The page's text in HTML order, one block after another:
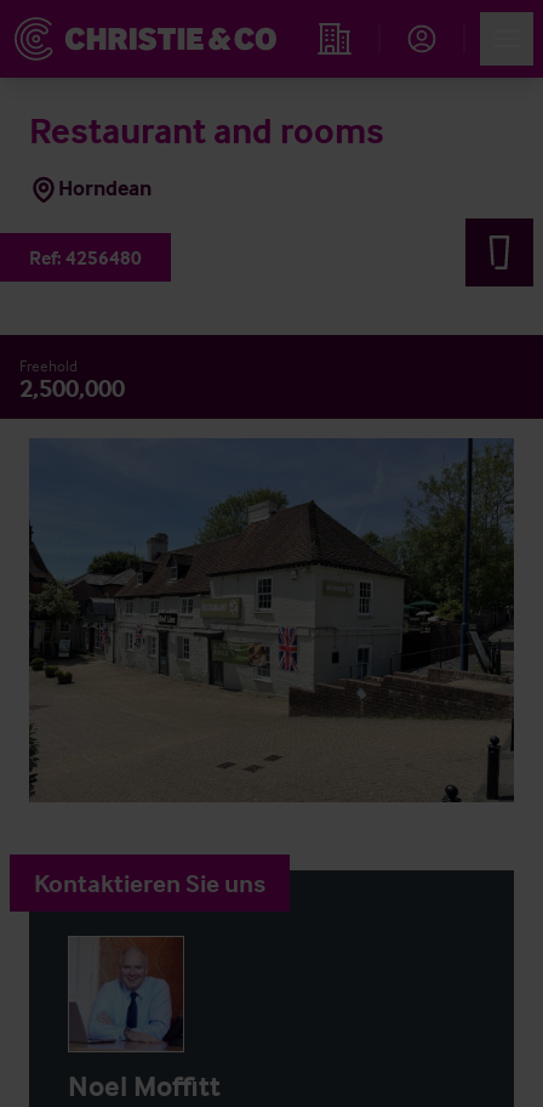
Immobiliensuche
Restaurant and rooms
Horndean
Ref: 4256480
Freehold
2,500,000
Kontaktieren Sie uns
Noel Moffitt